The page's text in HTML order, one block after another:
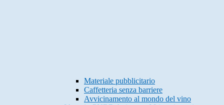
Materiale pubblicitario
Caffetteria senza barriere
Avvicinamento al mondo del vino